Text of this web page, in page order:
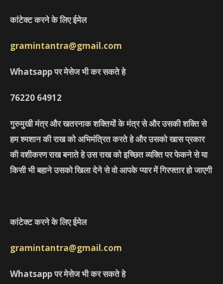
कांटेक्ट करने के लिए ईमेल
gramintantra@gmail.com
Whatsapp पर मेसेज भी कर सकते हे
76220 64912
गुरुमुखी मंत्र और खतरनाक शक्तियों के मंत्र से और उसकी शक्ति से
हम श्मशान की राख को अभिमंत्रित करते हे और उसको खास प्रकार
की वशीकरण राख बनाते हे उस राख को इच्छित व्यक्ति पर फेकने से या
किसी भी बहाने उसको खिला देने से वो आपके प्यार में गिरफ्तार हो जाएगी
कांटेक्ट करने के लिए ईमेल
gramintantra@gmail.com
Whatsapp पर मेसेज भी कर सकते हे